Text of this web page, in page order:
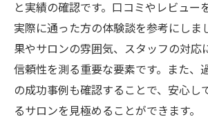
と実績の確認です。口コミやレビュー
実際に通った方の体験談を参考にしま
果やサロンの雰囲気、スタッフの対応
信頼性を測る重要な要素です。また、
の成功事例も確認することで、安心し
るサロンを見極めることができます。